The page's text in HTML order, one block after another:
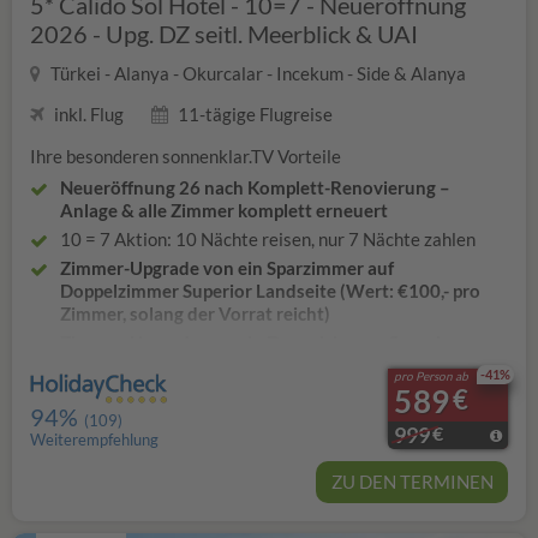
40% Rabatt auf Wäscheservice bei Aufenthalten von 14
Tagen oder länger
Kostenloser „Mary Alanya Club Benefit“ für jeden
Kurse➔ traditionelle Kinderspiele, Kochkurse,
Zahlreiche Einkaufsmöglichkeiten befinden sich in
unmittelbarer Umgebung des Hotels
Zum Stadtzentrum von Avsallar sind es ca. 1 km
Zug zum Flug inklusive – 2. Klasse mit ICE-Nutzung
(Wert: € 132,- pro Zimmer)
2026 - Upg. DZ seitl. Meerblick & UAI
Türkei - Alanya - Okurcalar - Incekum - Side & Alanya
inkl. Flug
11-tägige Flugreise
Ihre besonderen sonnenklar.TV Vorteile
Neueröffnung 26 nach Komplett-Renovierung –
Anlage & alle Zimmer komplett erneuert
10 = 7 Aktion: 10 Nächte reisen, nur 7 Nächte zahlen
Zimmer-Upgrade von ein Sparzimmer auf
Doppelzimmer Superior Landseite (Wert: €100,- pro
Zimmer, solang der Vorrat reicht)
Landblick auf ein Doppelzimmer Superior seitlicher
Meerblick (Wert: €130,- pro Zimmer, solang der Vorrat
reicht)
Kein Einzelzimmerzuschlag im Super Sparzimmer
Kein Einzelzimmerzuschlag im Superior Landview
(Wert: 110 € pro
94% (109)
Weiterempfehlung
-41%
pro Person ab
589€
999€
ZU DEN TERMINEN